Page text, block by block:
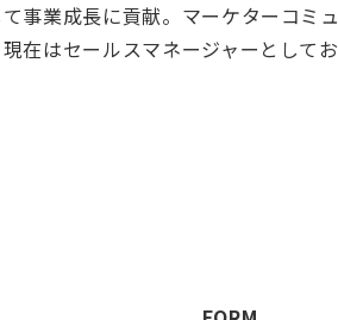
事業成長に貢献。マーケターコミ
在はセールスマネージャーとして